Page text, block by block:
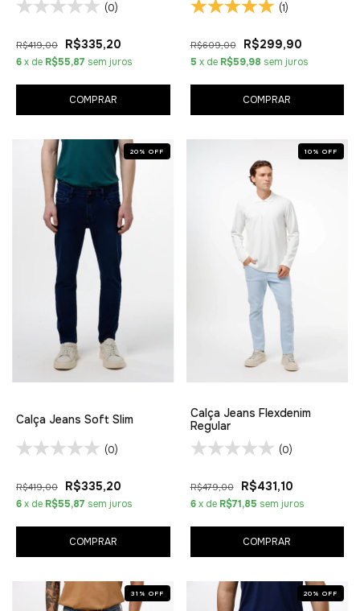
(0)
R$419,00 R$335,20
6x de R$55,87 sem juros
COMPRAR
(1)
R$609,00 R$299,90
5 x de R$59,98 sem juros
COMPRAR
20 % OFF
Calça Jeans Soft Slim
(0)
R$419,00 R$335,20
6x de R$55,87 sem juros
COMPRAR
10 % OFF
Calça Jeans Flexdenim
Regular
(0)
R$479,00 R$431,10
6 x de R$71,85 sem juros
COMPRAR
31 % OFF 20 % OFF